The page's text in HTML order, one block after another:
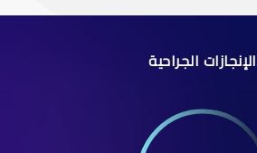
الإنجازات الجراحية